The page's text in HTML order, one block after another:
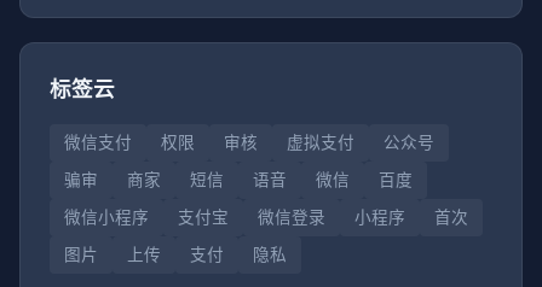
标签云
微信支付 权限 审核 虚拟支付
公众号
骗审
商家 短信 语音 微信
百度
微信小程序
支付宝 微信登录 小程序
首次
图片
上传 支付 隐私